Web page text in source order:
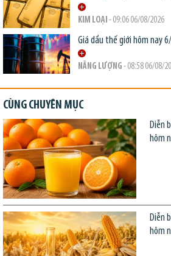
KIM LOẠI - 09:06 06/08/2026
Giá dầu thế giới hôm nay
NĂNG LƯỢNG - 08:58 06/08/
CÙNG CHUYÊN MỤC
Diễn
hôm
Diễn
hôm